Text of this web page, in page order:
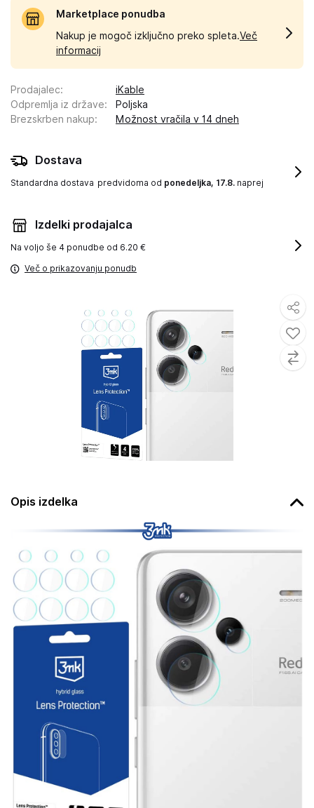
Opis izdelka
Marketplace ponudba
Nakup je mogoč izključno preko spleta.Več
informacij
Prodajalec:
iKable
Odpremlja iz države:
Poljska
Brezskrben nakup: Možnost vračila v 14 dneh
Dostava
Standardna dostava predvidoma od ponedeljka, 17.8. naprej
Izdelki prodajalca
Na voljo še 4 ponudbe od 6.20 €
Več o prikazovanju ponudb